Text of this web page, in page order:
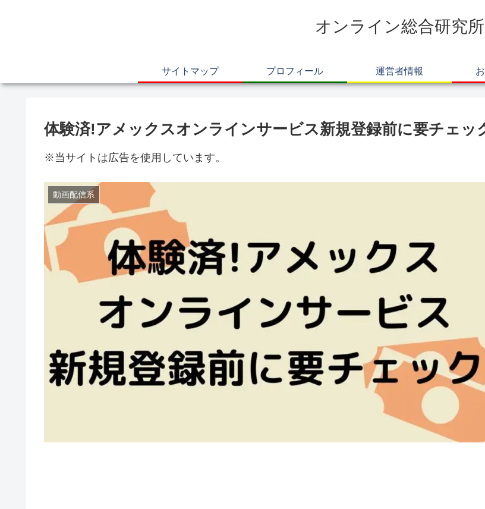
オンライン総合研究所
サイトマップ プロフィール 運営者情報
体験済!アメックスオンラインサービス新規登録前に要チェッ
※当サイトは広告を使用しています。
動画配信系